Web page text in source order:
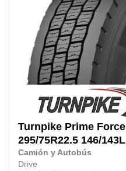
Turnpike Prime Force
295/75R22.5 146/143L
Camión y Autobús
Drive